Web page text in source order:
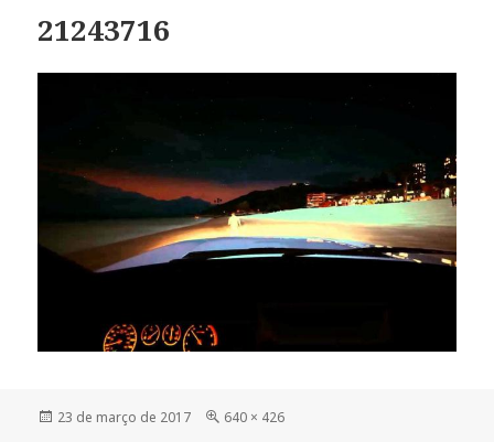
21243716
Publicado
23 de março de 2017
Tamanho
640 × 426